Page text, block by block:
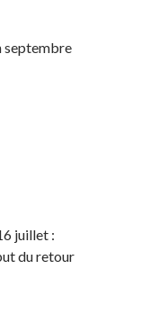
septembre
juillet :
du retour